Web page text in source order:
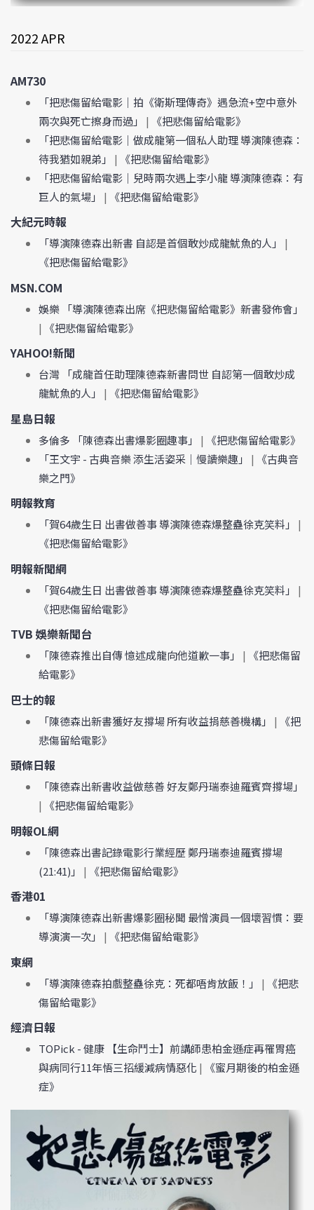
2022 APR
AM730
「把悲傷留給電影｜拍《衛斯理傳奇》遇急流+空中意外
兩次與死亡擦身而過」
|
《把悲傷留給電影》
「把悲傷留給電影｜做成龍第一個私人助理 導演陳德森：
待我猶如親弟」
|
《把悲傷留給電影》
「把悲傷留給電影｜兒時兩次遇上李小龍 導演陳德森：有
巨人的氣場」
| 《把悲傷留給電影》
大紀元時報
「導演陳德森出新書 自認是首個敢炒成龍魷魚的人」
|
《把悲傷留給電影》
MSN.COM
娛樂 「導演陳德森出席《把悲傷留給電影》新書發佈會」
|
《把悲傷留給電影》
YAHOO!新聞
台灣 「成龍首任助理陳德森新書問世 自認第一個敢炒成
龍魷魚的人」
| 《把悲傷留給電影》
星島日報
多倫多 「陳德森出書爆影圈趣事」 |
《把悲傷留給電影》
「王文宇 - 古典音樂 添生活姿采｜慢讀樂趣」
|
《古典音
樂之門》
明報教育
「賀64歲生日 出書做善事 導演陳德森爆整蠱徐克笑料」
|
《把悲傷留給電影》
明報新聞網
「賀64歲生日 出書做善事 導演陳德森爆整蠱徐克笑料」
|
《把悲傷留給電影》
TVB 娛樂新聞台
「陳德森推出自傳 憶述成龍向他道歉一事」 |
《把悲傷留
給電影》
巴士的報
「陳德森出新書獲好友撐場 所有收益捐慈善機構」 |
《把
悲傷留給電影》
頭條日報
「陳德森出新書收益做慈善 好友鄭丹瑞泰迪羅賓齊撐場」
|
《把悲傷留給電影》
明報OL網
「陳德森出書記錄電影行業經歷 鄭丹瑞泰迪羅賓撐場
(21:41)」
| 《把悲傷留給電影》
香港01
「導演陳德森出新書爆影圈秘聞 最憎演員一個壞習慣：要
導演演一次」
| 《把悲傷留給電影》
東網
「導演陳德森拍戲整蠱徐克：死都唔肯放飯！」 |
《把悲
傷留給電影》
經濟日報
TOPick - 健康 【生命鬥士】前講師患柏金遜症再罹胃癌
與病同行11年悟三招緩減病情惡化 |
《蜜月期後的柏金遜
症》